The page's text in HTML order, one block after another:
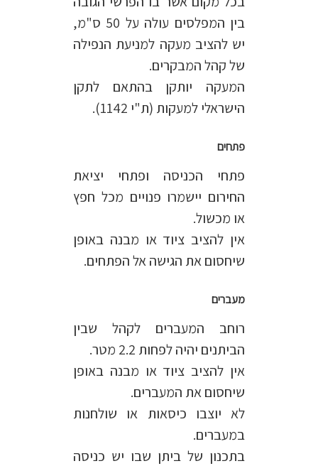
בין המפלסים עולה על 50 ס"מ,
יש להציב מעקה למניעת הנפילה
של קהל המבקרים.
המעקה יותקן בהתאם לתקן
הישראלי למעקות (ת"י 1142).
פתחים
פתחי הכניסה ופתחי יציאת
החירום יישמרו פנויים מכל חפץ
או מכשול.
אין להציב ציוד או מבנה באופן
שיחסום את הגישה אל הפתחים.
מעברים
רוחב המעברים לקהל שבין
הביתנים יהיה לפחות 2.2 מטר.
אין להציב ציוד או מבנה באופן
שיחסום את המעברים.
לא יוצבו כיסאות או שולחנות
במעברים.
בתכנון של ביתן שבו יש כניסה